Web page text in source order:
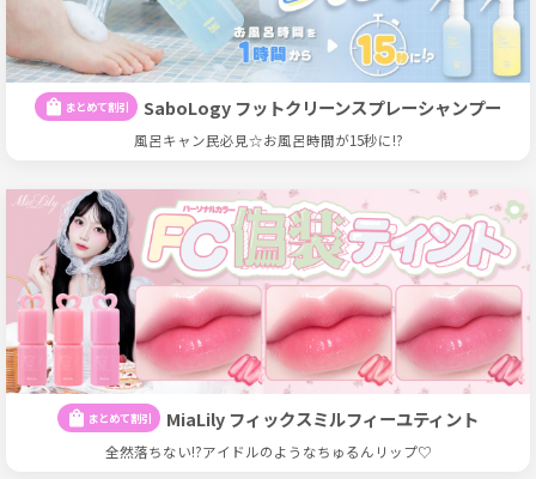
shopping_bag まとめて割引 SaboLogy フットクリーンスプレーシャンプー
風呂キャン民必見☆お風呂時間が15秒に!?
shopping_bag まとめて割引 MiaLily フィックスミルフィーユティント
全然落ちない!?アイドルのようなちゅるんリップ♡